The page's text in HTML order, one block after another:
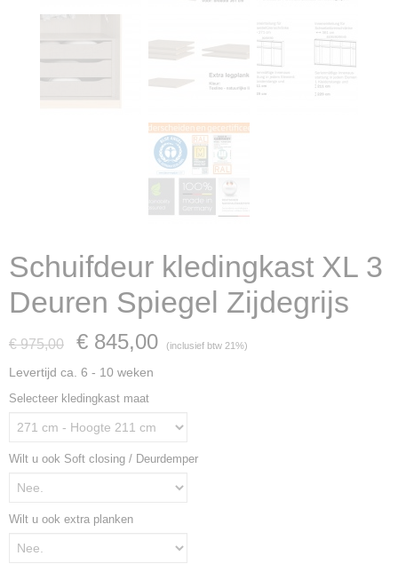
Schuifdeur kledingkast XL 3
Deuren Spiegel Zijdegrijs
€ 975,00 € 845,00 (inclusief btw 21%)
Levertijd ca. 6 - 10 weken
Selecteer kledingkast maat
Wilt u ook Soft closing / Deurdemper
Wilt u ook extra planken